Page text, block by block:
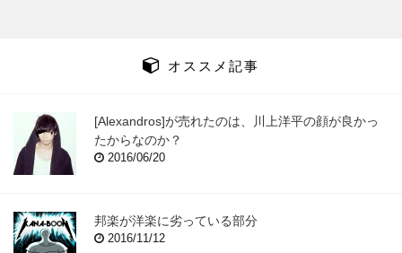
オススメ記事
[Alexandros]が売れたのは、川上洋平の顔が良かっ
たからなのか？
2016/06/20
邦楽が洋楽に劣っている部分
2016/11/12